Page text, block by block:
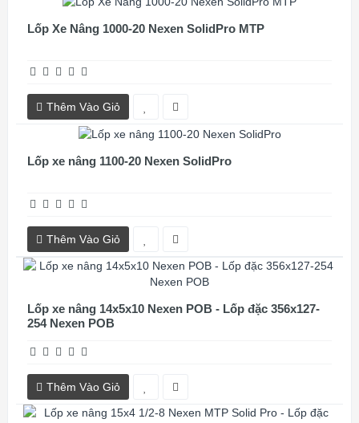
Lốp Xe Nâng 1000-20 Nexen SolidPro MTP
Thêm Vào Giỏ
Lốp xe nâng 1100-20 Nexen SolidPro
Thêm Vào Giỏ
Lốp xe nâng 14x5x10 Nexen POB - Lốp đặc 356x127-
254 Nexen POB
Thêm Vào Giỏ